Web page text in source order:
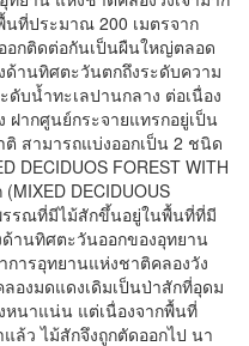
ที่ประมาณ 200 เมตรจาก
อกติดต่อกันเป็นผืนใหญ่ตลอด
านทิศตะวันตกถึงระดับความ
ดับน้ำทะเลปานกลาง ต่อเนื่อง
ฝากศูนย์กระจายแทรกอยู่เป็น
สามารถแบ่งออกเป็น 2 ชนิด
DECIDUOS FOREST WITH
DECIDUOUS
รรณที่มีไม้สักขึ้นอยู่ในพื้นที่ที่มี
านทิศตะวันออกของอุทยาน
การอุทยานแห่งชาติคลองวัง
องมดแดงเดิมเป็นป่าสักที่อุดม
นาแน่น แต่เนื่องจากพื้นที่
ล้ว ไม้สักจึงถูกตัดออกไป นา